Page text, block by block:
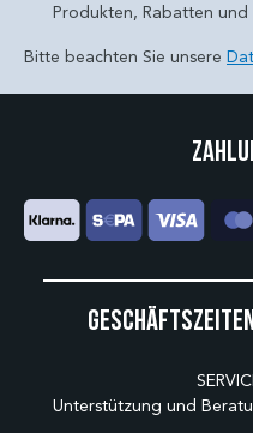
Produkten, Rabatten
Bitte beachten Sie unsere
Unterstützung und